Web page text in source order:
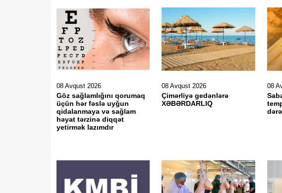
08 Avqust 2026
Göz sağlamlığını qorumaq
üçün hər fəslə uyğun
qidalanmaya və sağlam
həyat tərzinə diqqət
yetirmək lazımdır
08 Avqust 2026
Çimərliyə gedənlərə
XƏBƏRDARLIQ
08